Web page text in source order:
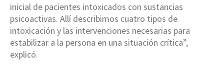
inicial de pacientes intoxicados con sustancias
psicoactivas. Allí describimos cuatro tipos de
intoxicación y las intervenciones necesarias para
estabilizar a la persona en una situación crítica”,
explicó.